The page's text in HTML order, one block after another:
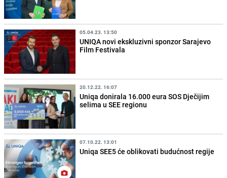
05.04.23. 13:50
UNIQA novi ekskluzivni sponzor Sarajevo
Film Festivala
20.12.22. 16:07
Uniqa donirala 16.000 eura SOS Dječijim
selima u SEE regionu
07.10.22. 13:01
Uniqa SEE5 će oblikovati budućnost regije